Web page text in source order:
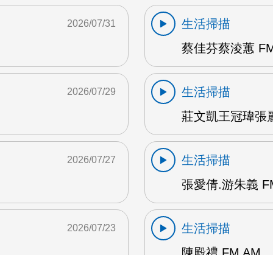
2026/07/31
生活掃描
蔡佳芬蔡淩蕙
2026/07/29
生活掃描
莊文凱王冠瑋張
2026/07/27
生活掃描
張愛倩.游朱義
2026/07/23
生活掃描